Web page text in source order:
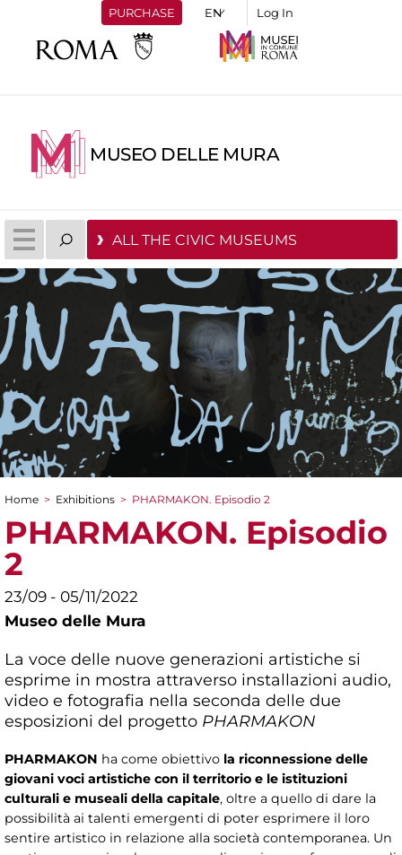
PURCHASE Log In
MUSEO DELLE MURA
ALL THE CIVIC MUSEUMS
You are here
Home > Exhibitions > PHARMAKON. Episodio 2
PHARMAKON. Episodio
2
23/09 - 05/11/2022
Museo delle Mura
La voce delle nuove generazioni artistiche si
esprime in mostra attraverso installazioni audio,
video e fotografia nella seconda delle due
esposizioni del progetto PHARMAKON
PHARMAKON ha come obiettivo la riconnessione delle
giovani voci artistiche con il territorio e le istituzioni
culturali e museali della capitale, oltre a quello di dare la
possibilità ai talenti emergenti di poter esprimere il loro
sentire artistico in relazione alla società contemporanea. Un